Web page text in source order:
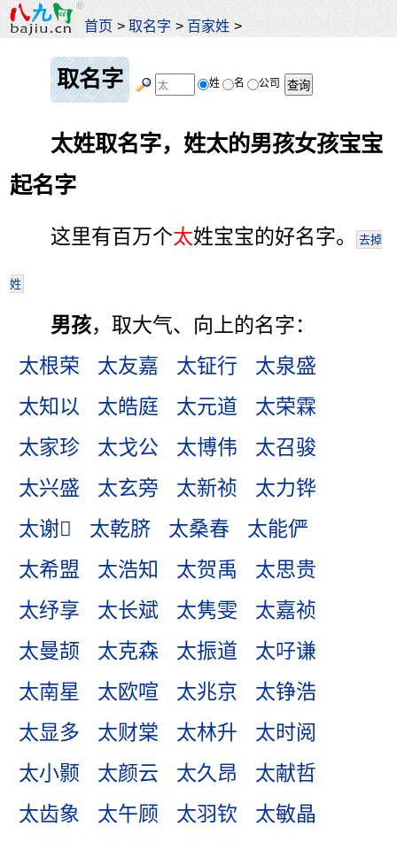
首页 >取名字 > 百家姓 >
取名字 姓 名 公司
太姓取名字，姓太的男孩女孩宝宝
起名字
这里有百万个太姓宝宝的好名字。 去掉
姓
男孩，取大气、向上的名字：
太根荣
太友嘉 太钲行
太泉盛
太知以
太皓庭 太元道
太荣霖
太家珍
太戈公 太博伟
太召骏
太兴盛
太玄旁 太新祯
太力铧
太谢
太乾脐 太桑春
太能俨
太希盟
太浩知 太贺禹
太思贵
太纾享
太长斌 太隽雯
太嘉祯
太曼颉
太克森 太振道
太吇谦
太南星
太欧喧 太兆京
太铮浩
太显多
太财棠 太林升
太时阅
太小颢
太颜云 太久昂
太献哲
太齿象
太午顾 太羽钦
太敏晶